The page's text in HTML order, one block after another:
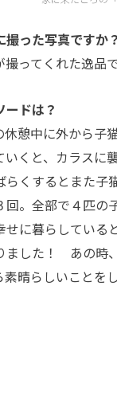
った写真ですか
ってくれた逸品で
ドは？
憩中に外から子
くと、カラス
くするとまた
。全部で４匹
に暮らしてい
ました！ あの時
晴らしいことを